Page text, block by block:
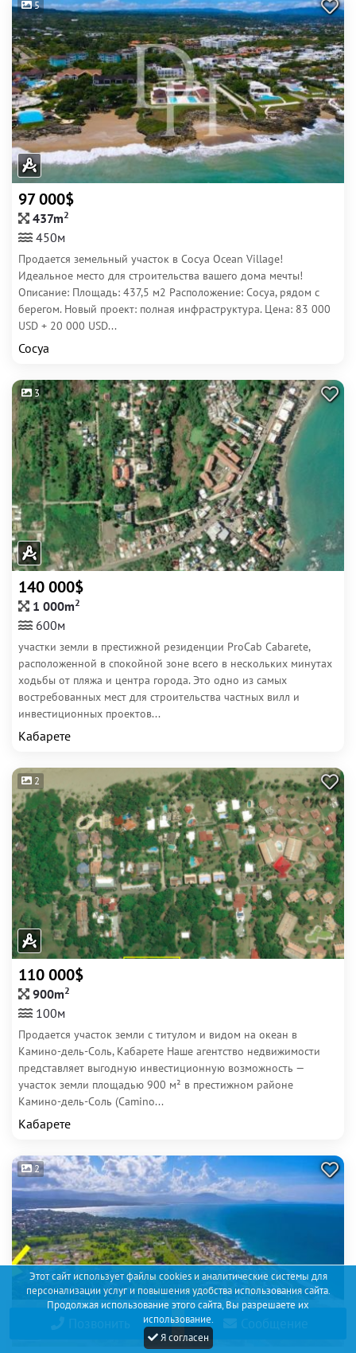
Этот сайт использует файлы cookies и аналитические системы для
персонализации услуг и повышения удобства использования сайта.
Продолжая использование этого сайта, Вы разрешаете их
использование.
Я согласен
5
97 000$
437m2
450м
Продается земельный участок в Сосуа Ocean Village!
Идеальное место для строительства вашего дома мечты!
Описание: Площадь: 437,5 м2 Расположение: Сосуа, рядом с
берегом. Новый проект: полная инфраструктура. Цена: 83 000
USD + 20 000 USD...
Сосуа
3
140 000$
1 000m2
600м
участки земли в престижной резиденции ProCab Cabarete,
расположенной в спокойной зоне всего в нескольких минутах
ходьбы от пляжа и центра города. Это одно из самых
востребованных мест для строительства частных вилл и
инвестиционных проектов...
Кабарете
2
110 000$
900m2
100м
Продается участок земли с титулом и видом на океан в
Камино-дель-Соль, Кабарете Наше агентство недвижимости
представляет выгодную инвестиционную возможность —
участок земли площадью 900 м² в престижном районе
Камино-дель-Соль (Camino...
Кабарете
2
Позвонить Сообщение